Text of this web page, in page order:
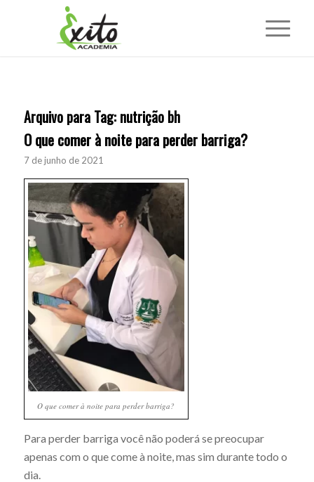
Arquivo para Tag: nutrição bh
O que comer à noite para perder barriga?
7 de junho de 2021
O que comer à noite para perder barriga?
Para perder barriga você não poderá se preocupar
apenas com o que come à noite, mas sim durante todo o
dia.